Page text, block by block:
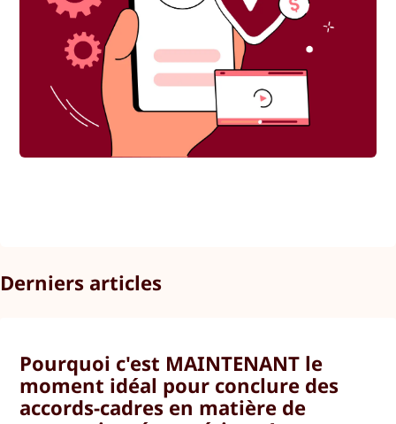
Derniers articles
Pourquoi c'est MAINTENANT le
moment idéal pour conclure des
accords-cadres en matière de